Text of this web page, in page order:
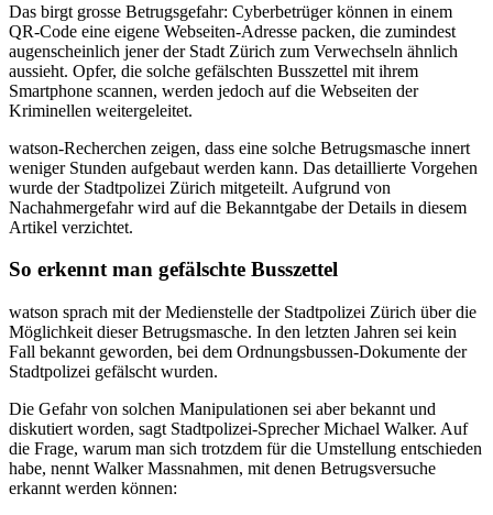
Das birgt grosse Betrugsgefahr: Cyberbetrüger können in einem
QR-Code eine eigene Webseiten-Adresse packen, die zumindest
augenscheinlich jener der Stadt Zürich zum Verwechseln ähnlich
aussieht. Opfer, die solche gefälschten Busszettel mit ihrem
Smartphone scannen, werden jedoch auf die Webseiten der
Kriminellen weitergeleitet.
watson-Recherchen zeigen, dass eine solche Betrugsmasche innert
weniger Stunden aufgebaut werden kann. Das detaillierte Vorgehen
wurde der Stadtpolizei Zürich mitgeteilt. Aufgrund von
Nachahmergefahr wird auf die Bekanntgabe der Details in diesem
Artikel verzichtet.
So erkennt man gefälschte Busszettel
watson sprach mit der Medienstelle der Stadtpolizei Zürich über die
Möglichkeit dieser Betrugsmasche. In den letzten Jahren sei kein
Fall bekannt geworden, bei dem Ordnungsbussen-Dokumente der
Stadtpolizei gefälscht wurden.
Die Gefahr von solchen Manipulationen sei aber bekannt und
diskutiert worden, sagt Stadtpolizei-Sprecher Michael Walker. Auf
die Frage, warum man sich trotzdem für die Umstellung entschieden
habe, nennt Walker Massnahmen, mit denen Betrugsversuche
erkannt werden können: